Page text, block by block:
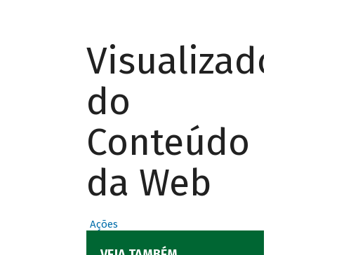
Visualizador
do
Conteúdo
da Web
Ações